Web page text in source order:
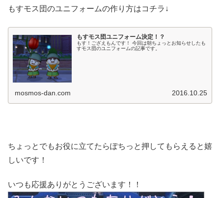
もすモス団のユニフォームの作り方はコチラ↓
もすモス団ユニフォーム決定！？
もす！ござえもんです！ 今回は朝ちょっとお知らせしたも
すモス団のユニフォームの記事です。
mosmos-dan.com 2016.10.25
ちょっとでもお役に立てたらぽちっと押してもらえると嬉
しいです！
いつも応援ありがとうございます！！